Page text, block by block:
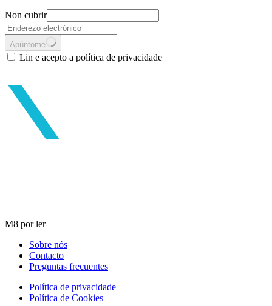
Non cubrir
Apúntome
Lin e acepto a política de privacidade
M8 por ler
Sobre nós
Contacto
Preguntas frecuentes
Política de privacidade
Política de Cookies